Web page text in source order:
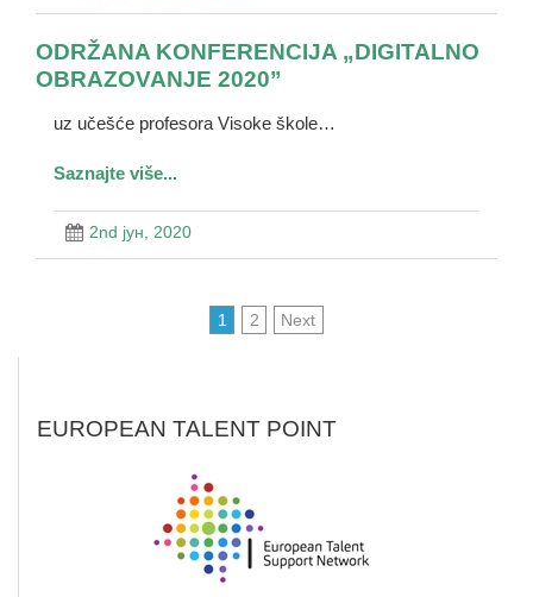
ODRŽANA KONFERENCIJA „DIGITALNO
OBRAZOVANJE 2020”
uz učešće profesora Visoke škole…
Saznajte više...
2nd јун, 2020
1 2 Next
EUROPEAN TALENT POINT